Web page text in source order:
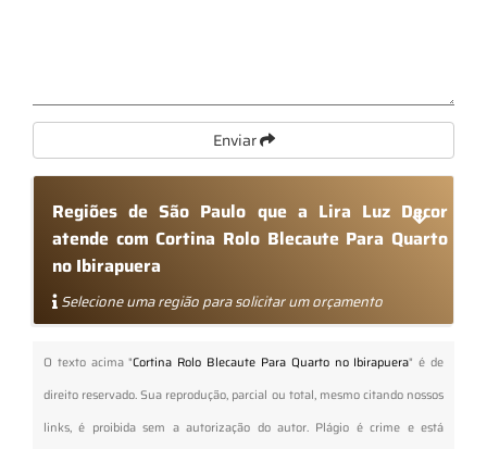
Enviar
Regiões de São Paulo que a Lira Luz Decor
atende com Cortina Rolo Blecaute Para Quarto
no Ibirapuera
Selecione uma região para solicitar um orçamento
O texto acima "Cortina Rolo Blecaute Para Quarto no Ibirapuera" é de
direito reservado. Sua reprodução, parcial ou total, mesmo citando nossos
links, é proibida sem a autorização do autor. Plágio é crime e está